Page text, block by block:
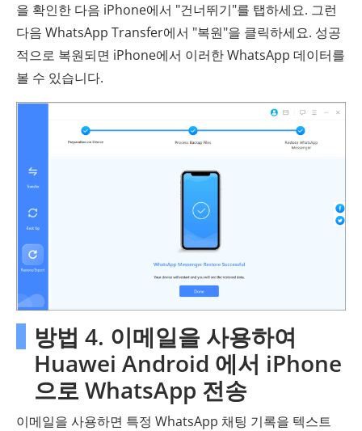
을 확인한 다음 iPhone에서 "건너뛰기"를 탭하세요. 그런
다음 WhatsApp Transfer에서 "복원"을 클릭하세요. 성공
적으로 복원되면 iPhone에서 이러한 WhatsApp 데이터를
볼 수 있습니다.
방법 4. 이메일을 사용하여
Huawei Android 에서 iPhone
으로 WhatsApp 전송
이메일을 사용하면 특정 WhatsApp 채팅 기록을 텍스트